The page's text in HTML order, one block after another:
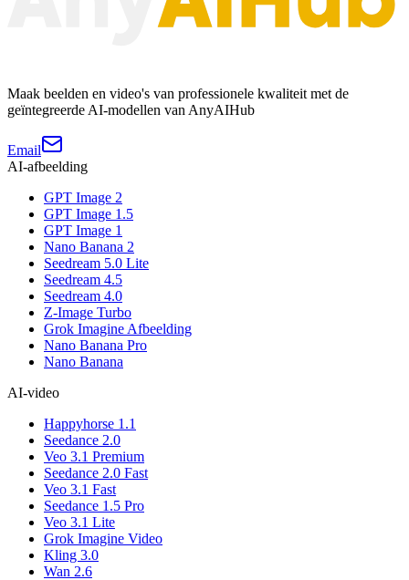
Maak beelden en video's van professionele kwaliteit met de
geïntegreerde AI-modellen van AnyAIHub
Email
AI-afbeelding
GPT Image 2
GPT Image 1.5
GPT Image 1
Nano Banana 2
Seedream 5.0 Lite
Seedream 4.5
Seedream 4.0
Z-Image Turbo
Grok Imagine Afbeelding
Nano Banana Pro
Nano Banana
AI-video
Happyhorse 1.1
Seedance 2.0
Veo 3.1 Premium
Seedance 2.0 Fast
Veo 3.1 Fast
Seedance 1.5 Pro
Veo 3.1 Lite
Grok Imagine Video
Kling 3.0
Wan 2.6